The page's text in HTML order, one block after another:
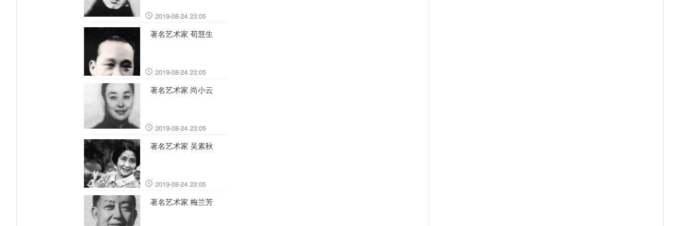
2019-08-24 23:05
著名艺术家 荀慧生
2019-08-24 23:05
著名艺术家 尚小云
2019-08-24 23:05
著名艺术家 吴素秋
2019-08-24 23:05
著名艺术家 梅兰芳